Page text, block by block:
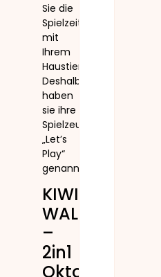
Sie die
Spielzeit
mit
Ihrem
Haustier.
Deshalb
haben
sie ihre
Spielzeugserie
„Let’s
Play“
genannt.
KIWI
WALKER
–
2in1